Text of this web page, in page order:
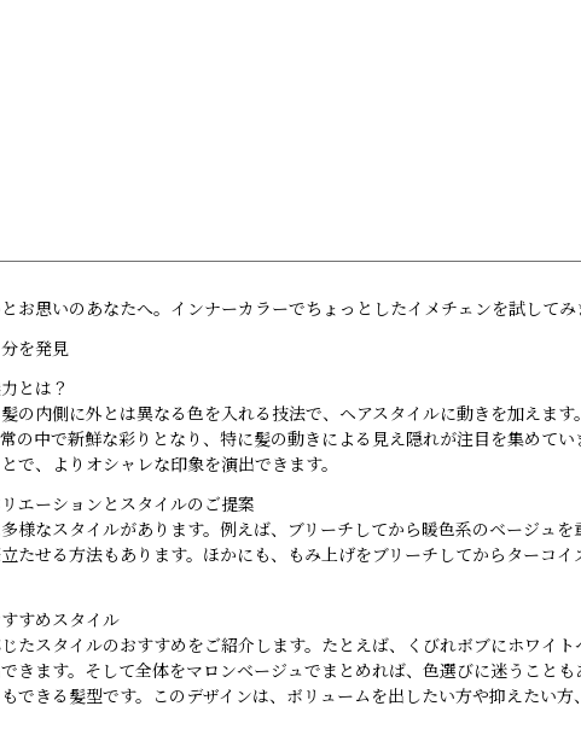
お思いのあなたへ。インナーカラーでちょっとしたイメチェンを試して
を発見
とは？
の内側に外とは異なる色を入れる技法で、ヘアスタイルに動きを加えま
の中で新鮮な彩りとなり、特に髪の動きによる見え隠れが注目を集めて
で、よりオシャレな印象を演出できます。
エーションとスタイルのご提案
様なスタイルがあります。例えば、ブリーチしてから暖色系のベージュ
たせる方法もあります。ほかにも、もみ上げをブリーチしてからターコ
すめスタイル
たスタイルのおすすめをご紹介します。たとえば、くびれボブにホワイ
きます。そして全体をマロンベージュでまとめれば、色選びに迷うこと
できる髪型です。このデザインは、ボリュームを出したい方や抑えたい方